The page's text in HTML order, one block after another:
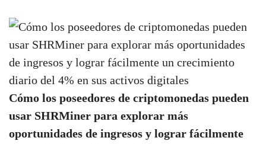
Cómo los poseedores de criptomonedas pueden
usar SHRMiner para explorar más
oportunidades de ingresos y lograr fácilmente